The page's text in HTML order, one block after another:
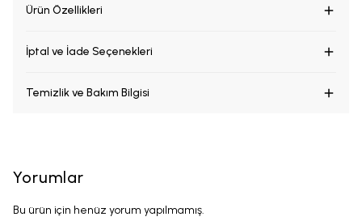
Ürün Özellikleri
İptal ve İade Seçenekleri
Temizlik ve Bakım Bilgisi
Yorumlar
Bu ürün için henüz yorum yapılmamış.